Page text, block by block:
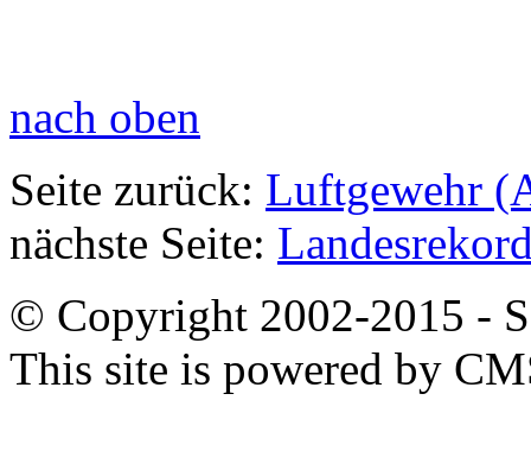
nach oben
Seite zurück: Luftgewehr
nächste Seite:
© Copyright 2002-2015 -
This site is powered by